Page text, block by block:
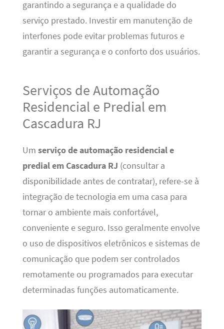
garantindo a segurança e a qualidade do
serviço prestado. Investir em manutenção de
interfones pode evitar problemas futuros e
garantir a segurança e o conforto dos usuários.
Serviços de Automação
Residencial e Predial em
Cascadura RJ
Um serviço de automação residencial e
predial em Cascadura RJ (consultar a
disponibilidade antes de contratar), refere-se à
integração de tecnologia em uma casa para
tornar o ambiente mais confortável,
conveniente e seguro. Isso geralmente envolve
o uso de dispositivos eletrônicos e sistemas de
comunicação que podem ser controlados
remotamente ou programados para executar
determinadas funções automaticamente.